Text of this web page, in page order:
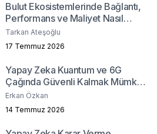
Bulut Ekosistemlerinde Bağlantı,
Performans ve Maliyet Nasıl
Yönetilir?
Tarkan Ateşoğlu
17 Temmuz 2026
Yapay Zeka Kuantum ve 6G
Çağında Güvenli Kalmak Mümkün
mü?
Erkan Özkan
14 Temmuz 2026